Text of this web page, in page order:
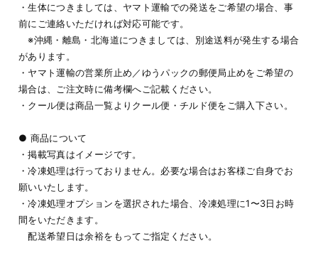
・生体につきましては、ヤマト運輸での発送をご希望の場合、事
前にご連絡いただければ対応可能です。
※沖縄・離島・北海道につきましては、別途送料が発生する場合
があります。
・ヤマト運輸の営業所止め／ゆうパックの郵便局止めをご希望の
場合は、ご注文時に備考欄へご記載ください。
・クール便は商品一覧よりクール便・チルド便をご購入下さい。
● 商品について
・掲載写真はイメージです。
・冷凍処理は行っておりません。必要な場合はお客様ご自身でお
願いいたします。
・冷凍処理オプションを選択された場合、冷凍処理に1〜3日お時
間をいただきます。
配送希望日は余裕をもってご指定ください。